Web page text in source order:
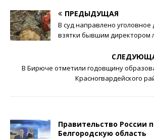
ПРЕДЫДУЩАЯ
В суд направлено уголовное
взятки бывшим директором
В Бирюче отметили годовщину
Красногвардейского
Правительство России
Белгородскую область